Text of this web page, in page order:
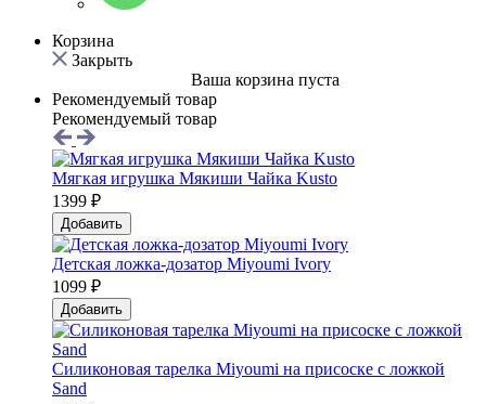
Корзина
Закрыть
Ваша корзина пуста
Рекомендуемый товар
Рекомендуемый товар
Мягкая игрушка Мякиши Чайка Kusto
1399 ₽
Добавить
Детская ложка-дозатор Мiyoumi Ivory
1099 ₽
Добавить
Силиконовая тарелка Мiyoumi на присоске с ложкой
Sand